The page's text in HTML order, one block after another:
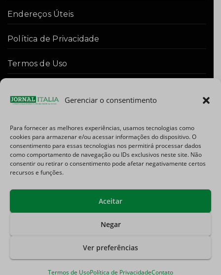
Gerenciar o consentimento
Para fornecer as melhores experiências, usamos tecnologias como
cookies para armazenar e/ou acessar informações do dispositivo. O
consentimento para essas tecnologias nos permitirá processar dados
como comportamento de navegação ou IDs exclusivos neste site. Não
consentir ou retirar o consentimento pode afetar negativamente certos
recursos e funções.
Aceitar
Negar
Ver preferências
Termos de UsoPolítica de PrivacidadeContato
Endereços Úteis
Política de Privacidade
Termos de Uso
Facebook
Instagram
TikTokYoutube
E-